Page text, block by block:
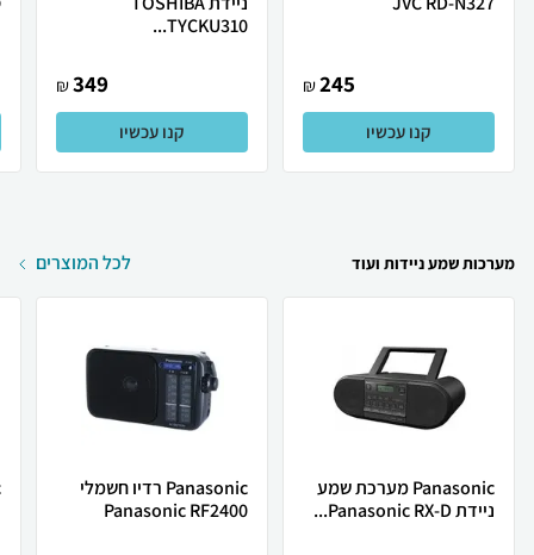
245
₪
קנו עכשיו
TYCKU310...
349
₪
קנו עכשיו
מערכות שמע ניידות ועוד לכל המוצרים
Panasonic מערכת שמע
ניידת Panasonic RX-D...
Panasonic רדיו חשמלי
Panasonic RF2400